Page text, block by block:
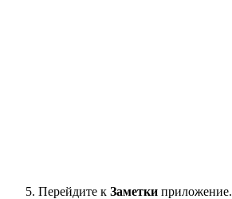
Перейдите к Заметки приложение.